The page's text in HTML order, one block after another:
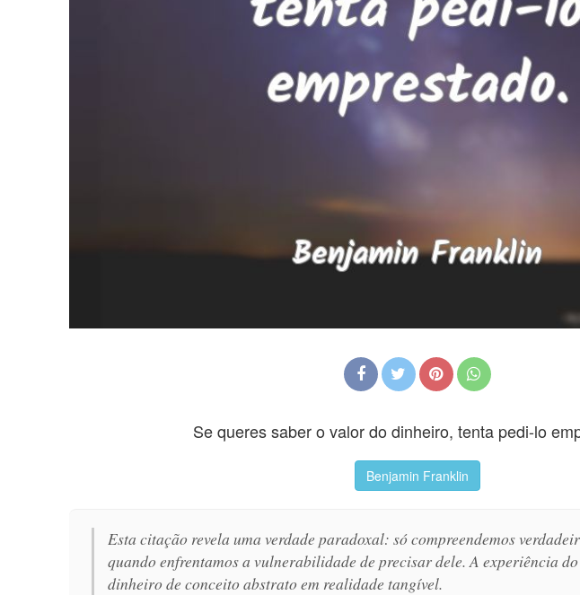
Se queres saber o valor do dinheiro, tenta pedi-lo
Benjamin Franklin
Esta citação revela uma verdade paradoxal: só compreendemos
quando enfrentamos a vulnerabilidade de precisar dele. A experiência
dinheiro de conceito abstrato em realidade tangível.